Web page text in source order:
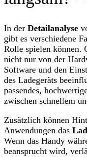
In der Detailanalyse
gibt es verschiedene
Rolle spielen können.
nicht nur von der
Software und den
des Ladegeräts
passendes,
zwischen schnellem
Zusätzlich können
Anwendungen das
Wenn das Handy
beansprucht wird,